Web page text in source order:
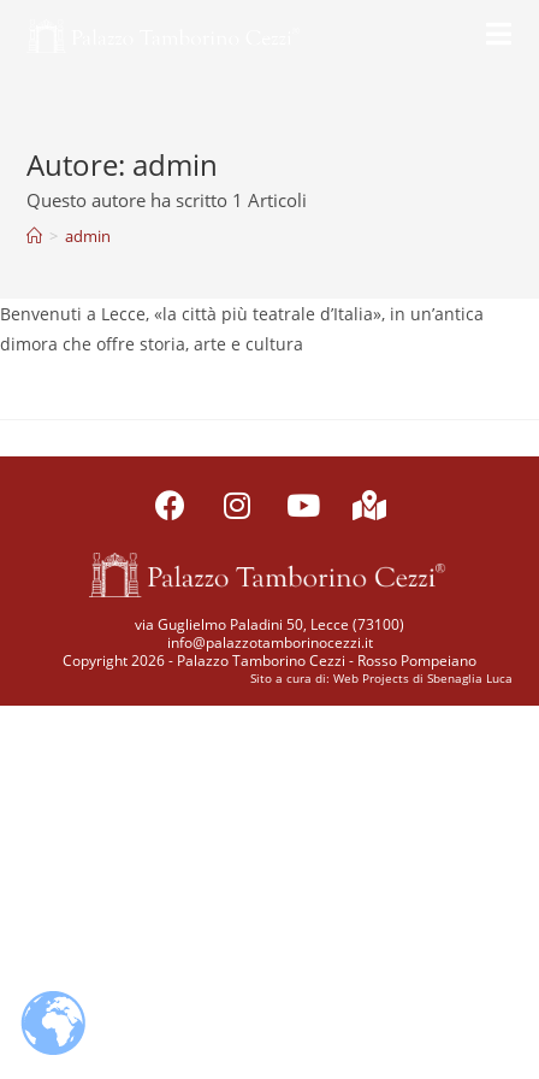
Autore: admin
Questo autore ha scritto 1 Articoli
> admin
Benvenuti a Lecce, «la città più teatrale d’Italia», in un’antica
dimora che offre storia, arte e cultura
via Guglielmo Paladini 50, Lecce (73100)
info@palazzotamborinocezzi.it
Copyright 2026 - Palazzo Tamborino Cezzi - Rosso Pompeiano
Sito a cura di: Web Projects di Sbenaglia Luca